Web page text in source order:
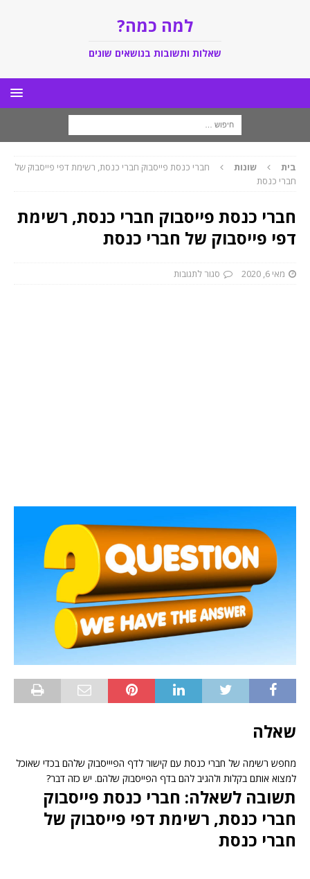
למה כמה?
שאלות ותשובות בנושאים שונים
בית שונות
חברי כנסת פייסבוק חברי כנסת, רשימת דפי פייסבוק של
חברי כנסת
חברי כנסת פייסבוק חברי כנסת, רשימת
דפי פייסבוק של חברי כנסת
מאי 6, 2020 סגור לתגובות
שאלה
מחפש רשימה של חברי כנסת עם קישור לדף הפיייסבוק שלהם בכדי שאוכל
למצוא אותם בקלות ולהגיב להם בדף הפייסבוק שלהם. יש כזה דבר?
תשובה לשאלה: חברי כנסת פייסבוק
חברי כנסת, רשימת דפי פייסבוק של
חברי כנסת